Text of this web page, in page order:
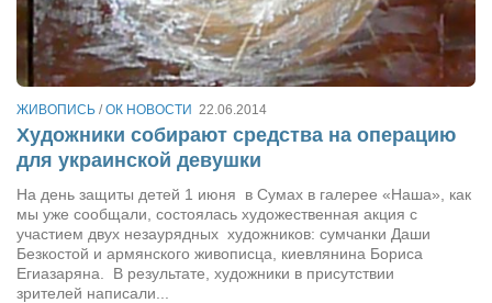
Артём Мяус
Александра Сокол
Барды
Владимир Айзенберг
Ольга Козаченко
Оксана Скоробагатская
Александра Скорук
ЖИВОПИСЬ /ОК НОВОСТИ 22.06.2014
Художники собирают средства на операцию
для украинской девушки
На день защиты детей 1 июня в Сумах в галерее «Наша», как
мы уже сообщали, состоялась художественная акция с
участием двух незаурядных художников: сумчанки Даши
Безкостой и армянского живописца, киевлянина Бориса
Егиазаряна. В результате, художники в присутствии
зрителей написали...